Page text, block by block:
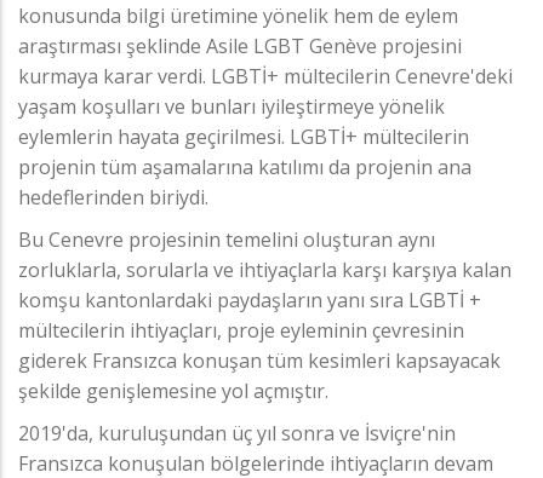
konusunda bilgi üretimine yönelik hem de eylem
araştırması şeklinde Asile LGBT Genève projesini
kurmaya karar verdi. LGBTİ+ mültecilerin Cenevre'deki
yaşam koşulları ve bunları iyileştirmeye yönelik
eylemlerin hayata geçirilmesi. LGBTİ+ mültecilerin
projenin tüm aşamalarına katılımı da projenin ana
hedeflerinden biriydi.
Bu Cenevre projesinin temelini oluşturan aynı
zorluklarla, sorularla ve ihtiyaçlarla karşı karşıya kalan
komşu kantonlardaki paydaşların yanı sıra LGBTİ +
mültecilerin ihtiyaçları, proje eyleminin çevresinin
giderek Fransızca konuşan tüm kesimleri kapsayacak
şekilde genişlemesine yol açmıştır.
2019'da, kuruluşundan üç yıl sonra ve İsviçre'nin
Fransızca konuşulan bölgelerinde ihtiyaçların devam